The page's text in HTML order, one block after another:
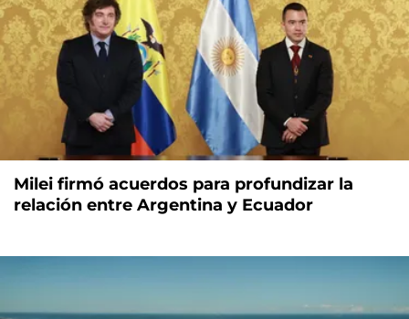
Milei firmó acuerdos para profundizar la
relación entre Argentina y Ecuador